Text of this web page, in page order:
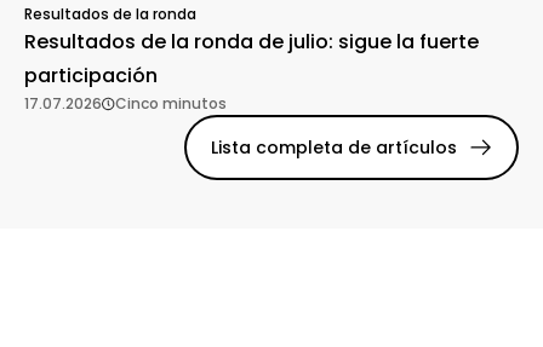
Resultados de la ronda
Resultados de la ronda de julio: sigue la fuerte
participación
17.07.2026 Cinco minutos
Lista completa de artículos